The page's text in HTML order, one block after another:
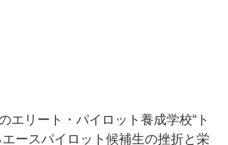
エリート・パイロット養成学校“ト
エースパイロット候補生の挫折と栄